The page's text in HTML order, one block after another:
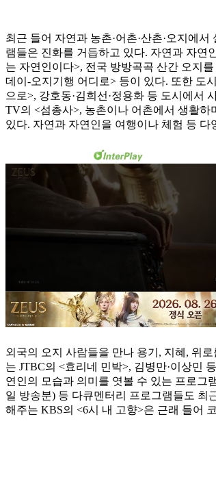
최근 들어 자연과 농촌·어촌·산촌·오지에
램들은 진화를 거듭하고 있다. 자연과 자연
는 자연인이다>, 전국 방방곡곡 산간 오지
데이-오지기행 어디로> 등이 있다. 또한 도
으로>, 강호동·김희선·정용화 등 도시에서
TV의 <섬총사>, 농촌이나 어촌에서 생활
있다. 자연과 자연인을 여행이나 체험 등
외국의 오지 사람들을 만나 용기, 지혜, 위
는 JTBC의 <효리네 민박>, 김병만·이상민
연인의 모습과 의미를 엿볼 수 있는 프로그
일 방송분) 등 다큐멘터리 프로그램들도 최
해주는 KBS의 <6시 내 고향>은 근래 들어